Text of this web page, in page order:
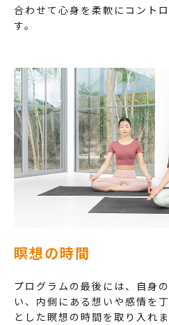
合わせて心身を柔軟にコント
す。
瞑想の時間
プログラムの最後には、自身
い、内側にある想いや感情を
とした瞑想の時間を取り入れま